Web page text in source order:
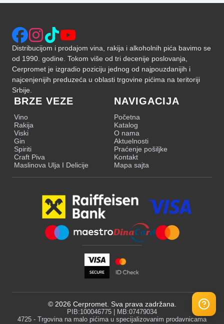
Distribucijom i prodajom vina, rakija i alkoholnih pića bavimo se
od 1990. godine. Tokom više od tri decenije poslovanja,
Cerpromet je izgradio poziciju jednog od najpouzdanijih i
najcenjenijih preduzeća u oblasti trgovine pićima na teritoriji
Srbije.
BRZE VEZE
Vino
Rakija
Viski
Gin
Spiriti
Craft Piva
Maslinova Ulja I Delicije
NAVIGACIJA
Početna
Katalog
O nama
Aktuelnosti
Praćenje pošiljke
Kontakt
Mapa sajta
© 2026 Cerpromet. Sva prava zadržana.
PIB:100046775 | MB:07479034
4725 - Trgovina na malo pićima u specijalizovanim prodavnicama